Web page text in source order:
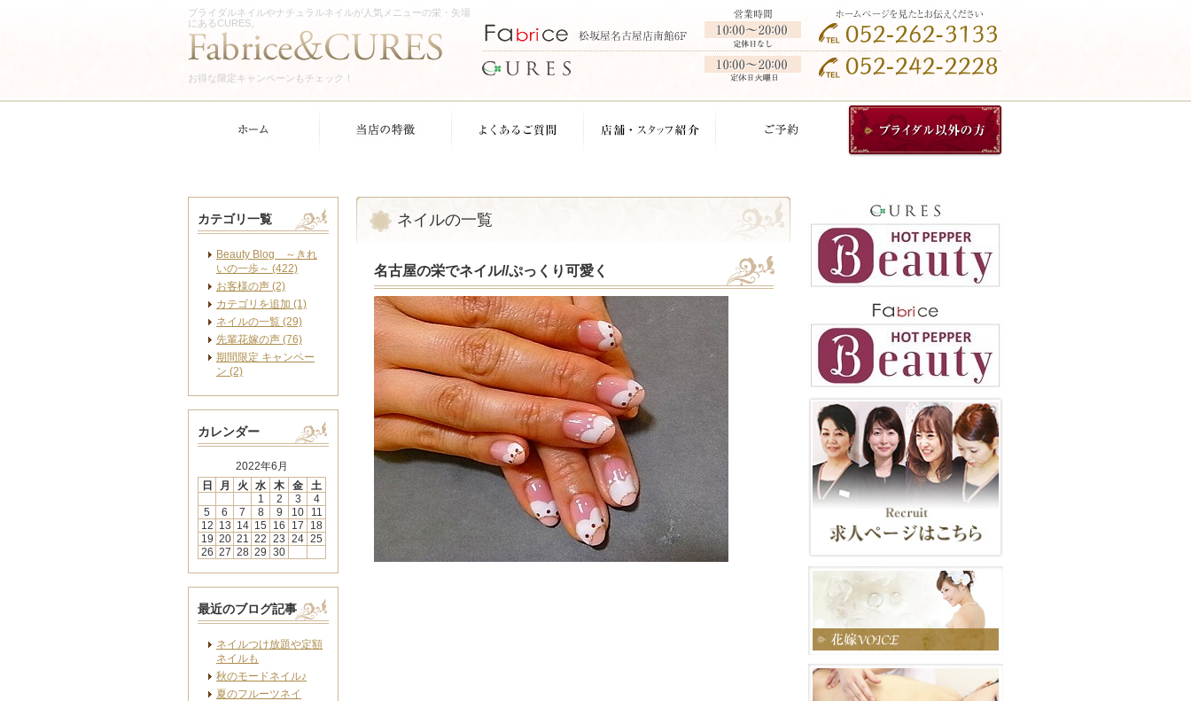
ブライダルネイルやナチュラルネイルが人気メニューの栄・矢場
にあるCURES。
お得な限定キャンペーンもチェック！
ネイルの一覧
名古屋の栄でネイル//ぷっくり可愛く
カテゴリ一覧
Beauty Blog ～きれ
いの一歩～ (422)
お客様の声 (2)
カテゴリを追加 (1)
ネイルの一覧 (29)
先輩花嫁の声 (76)
期間限定 キャンペー
ン (2)
カレンダー
2022年6月
日
月 火 水 木 金
土
1
2 3
4
5
6 7 8 9 10
11
12 13 14 15 16 17
18
19 20 21 22 23 24 25
26 27 28 29 30
最近のブログ記事
ネイルつけ放題や定額
ネイルも
秋のモードネイル♪
夏のフルーツネイ